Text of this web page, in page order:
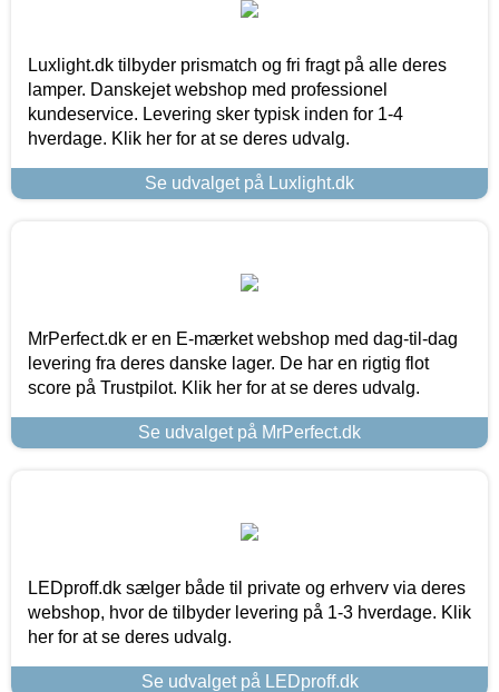
Luxlight.dk tilbyder prismatch og fri fragt på alle deres
lamper. Danskejet webshop med professionel
kundeservice. Levering sker typisk inden for 1-4
hverdage. Klik her for at se deres udvalg.
Se udvalget på Luxlight.dk
MrPerfect.dk er en E-mærket webshop med dag-til-dag
levering fra deres danske lager. De har en rigtig flot
score på Trustpilot. Klik her for at se deres udvalg.
Se udvalget på MrPerfect.dk
LEDproff.dk sælger både til private og erhverv via deres
webshop, hvor de tilbyder levering på 1-3 hverdage. Klik
her for at se deres udvalg.
Se udvalget på LEDproff.dk